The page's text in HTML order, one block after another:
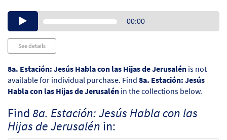
Audio00:00
See details
8a. Estación: Jesús Habla con las Hijas de Jerusalén is not
available for individual purchase. Find 8a. Estación: Jesús
Habla con las Hijas de Jerusalén in the collections below.
Find8a. Estación: Jesús Habla con las
Hijas de Jerusalén in: